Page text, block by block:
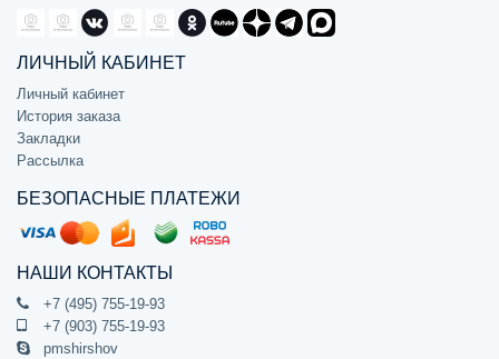
ЛИЧНЫЙ КАБИНЕТ
Личный кабинет
История заказа
Закладки
Рассылка
БЕЗОПАСНЫЕ ПЛАТЕЖИ
НАШИ КОНТАКТЫ
+7 (495) 755-19-93
+7 (903) 755-19-93
pmshirshov